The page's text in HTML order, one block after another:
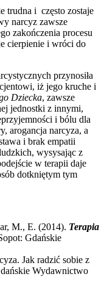
trudna i często zostaje
narcyz zawsze
zakończenia procesu
cierpienie i wróci do
przynosiła
iż jego kruche i
Dziecka, zawsze
jednostki z innymi,
i bólu dla
arogancja narcyza, a
i brak empatii
wysysając z
w terapii daje
dotkniętym tym
M., E. (2014). Terapia
Gdańskie
Jak radzić sobie z
Wydawnictwo